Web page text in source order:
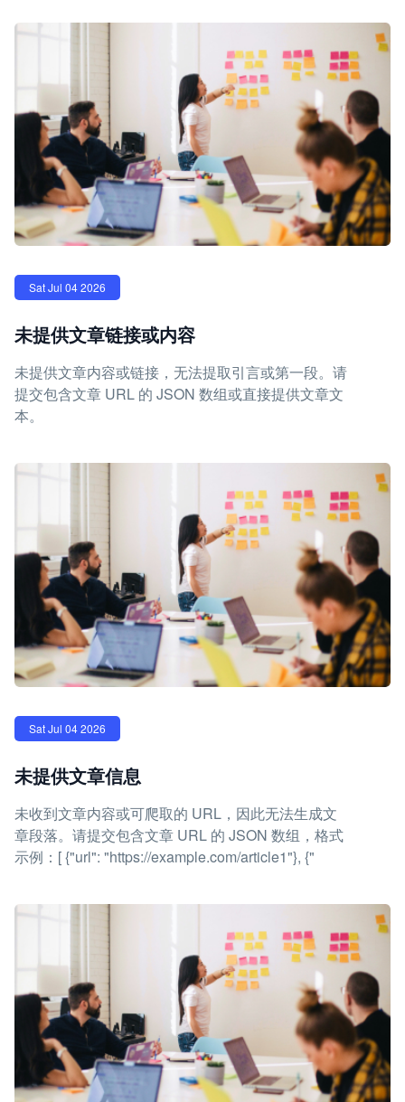
Sat Jul 04 2026
未提供文章链接或内容
未提供文章内容或链接，无法提取引言或第一段。请
提交包含文章 URL 的 JSON 数组或直接提供文章文
本。
Sat Jul 04 2026
未提供文章信息
未收到文章内容或可爬取的 URL，因此无法生成文
章段落。请提交包含文章 URL 的 JSON 数组，格式
示例：[ {"url": "https://example.com/article1"}, {"